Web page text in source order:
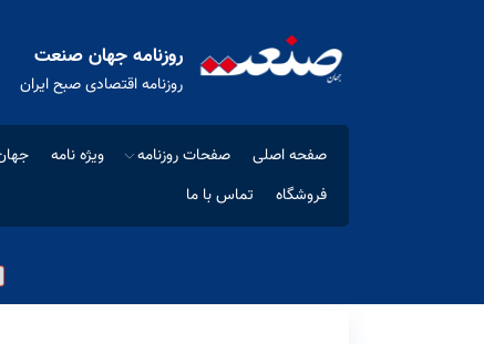
روزنامه جهان صنعت
روزنامه اقتصادی صبح ایران
صفحه اصلی صفحات روزنامه ویژه نامه
فروشگاه
تماس با ما